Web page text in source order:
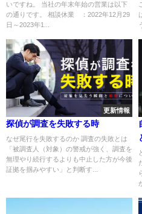
いですね。 当社の年末年始の営業は以下
の通りです。 相談休業 ：2022年12月29
日～2023年1...
更新情報
探偵が調査を失敗する時
なぜ尾行を失敗するのか 調査の失敗とは
「被調査人（対象）の警戒が強く、調査を
無理やり続行するよりも中止した方が今後
証拠を掴みやすい」と判断す...